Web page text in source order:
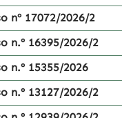
nº 17072/2026/2
n.º 16395/2026/2
n.º 15355/2026
n.º 13127/2026/2